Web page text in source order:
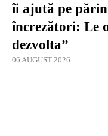
îi ajută pe
încrezători: Le
dezvolta”
06 AUGUST 2026